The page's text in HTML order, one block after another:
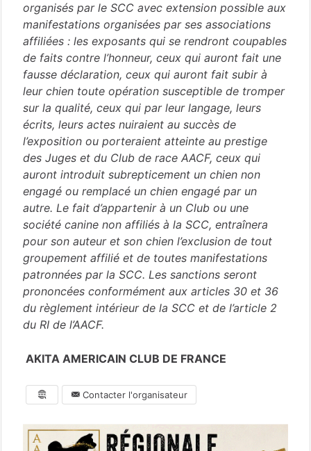
organisés par le SCC avec extension possible aux
manifestations organisées par ses associations
affiliées : les exposants qui se rendront coupables
de faits contre l’honneur, ceux qui auront fait une
fausse déclaration, ceux qui auront fait subir à
leur chien toute opération susceptible de tromper
sur la qualité, ceux qui par leur langage, leurs
écrits, leurs actes nuiraient au succès de
l’exposition ou porteraient atteinte au prestige
des Juges et du Club de race AACF, ceux qui
auront introduit subrepticement un chien non
engagé ou remplacé un chien engagé par un
autre. Le fait d’appartenir à un Club ou une
société canine non affiliés à la SCC, entraînera
pour son auteur et son chien l’exclusion de tout
groupement affilié et de toutes manifestations
patronnées par la SCC. Les sanctions seront
prononcées conformément aux articles 30 et 36
du règlement intérieur de la SCC et de l’article 2
du RI de l’AACF.
AKITA AMERICAIN CLUB DE FRANCE
Contacter l'organisateur